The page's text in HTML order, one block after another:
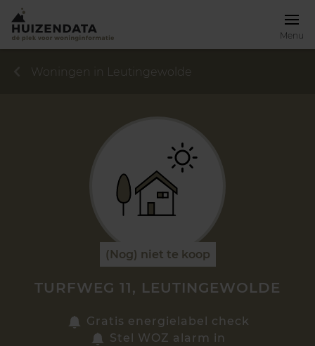
Menu
Zoek een woning
Woningen in Leutingewolde
(Nog) niet te koop
TURFWEG 11, LEUTINGEWOLDE
Gratis energielabel check
Stel WOZ alarm in